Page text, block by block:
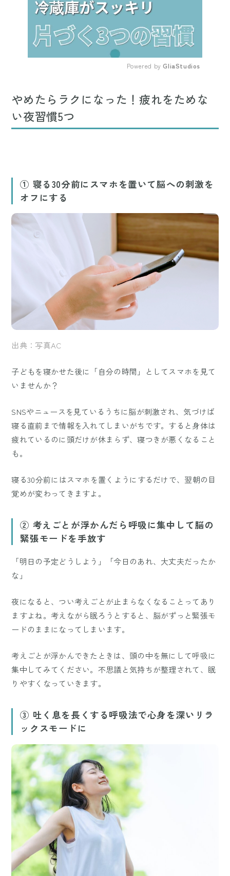
Powered by GliaStudios
やめたらラクになった！疲れをためな
い夜習慣5つ
① 寝る30分前にスマホを置いて脳への刺激を
オフにする
出典：写真AC
子どもを寝かせた後に「自分の時間」としてスマホを見て
いませんか？
SNSやニュースを見ているうちに脳が刺激され、気づけば
寝る直前まで情報を入れてしまいがちです。すると身体は
疲れているのに頭だけが休まらず、寝つきが悪くなること
も。
寝る30分前にはスマホを置くようにするだけで、翌朝の目
覚めが変わってきますよ。
② 考えごとが浮かんだら呼吸に集中して脳の
緊張モードを手放す
「明日の予定どうしよう」「今日のあれ、大丈夫だったか
な」
夜になると、つい考えごとが止まらなくなることってあり
ますよね。考えながら眠ろうとすると、脳がずっと緊張モ
ードのままになってしまいます。
考えごとが浮かんできたときは、頭の中を無にして呼吸に
集中してみてください。不思議と気持ちが整理されて、眠
りやすくなっていきます。
③ 吐く息を長くする呼吸法で心身を深いリラ
ックスモードに